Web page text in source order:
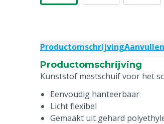
Productomschrijving
Productomschrijving
Kunststof mestschuif voor het
Eenvoudig hanteerbaar
Licht flexibel
Gemaakt uit gehard